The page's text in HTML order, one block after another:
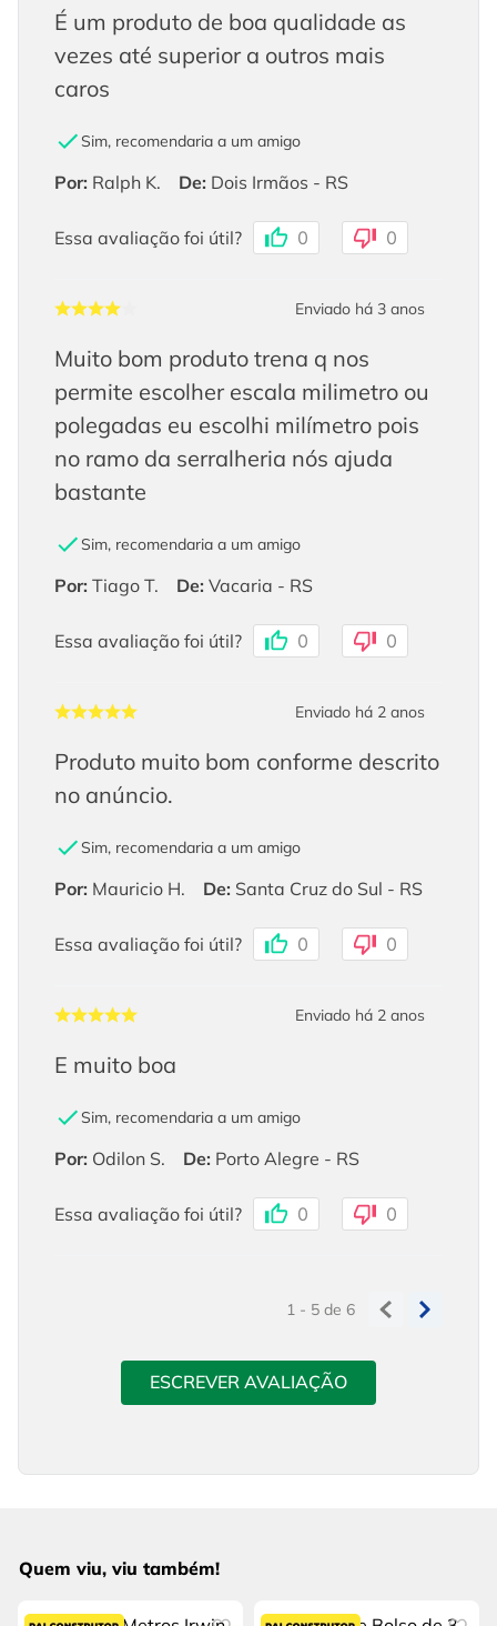
É um produto de boa qualidade as
vezes até superior a outros mais
caros
Sim, recomendaria a um amigo
Por: Ralph K. De: Dois Irmãos - RS
Essa avaliação foi útil? 0 0
Enviado há 3 anos
Muito bom produto trena q nos
permite escolher escala milimetro ou
polegadas eu escolhi milímetro pois
no ramo da serralheria nós ajuda
bastante
Sim, recomendaria a um amigo
Por: Tiago T. De: Vacaria - RS
Essa avaliação foi útil? 0 0
Enviado há 2 anos
Produto muito bom conforme descrito
no anúncio.
Sim, recomendaria a um amigo
Por: Mauricio H. De: Santa Cruz do Sul - RS
Essa avaliação foi útil? 0 0
Enviado há 2 anos
E muito boa
Sim, recomendaria a um amigo
Por: Odilon S. De: Porto Alegre - RS
Essa avaliação foi útil? 0 0
1 - 5de 6
ESCREVER AVALIAÇÃO
Quem viu, viu também!